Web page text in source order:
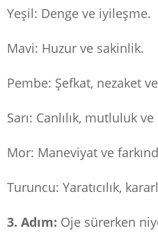
Yeşil: Denge ve iyileşme.
Mavi: Huzur ve sakinlik.
Pembe: Şefkat, nezaket
Sarı: Canlılık, mutluluk
Mor: Maneviyat ve
Turuncu: Yaratıcılık,
3. Adım: Oje sürerken